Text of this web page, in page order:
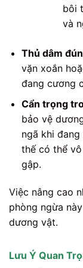
bôi
và
Thủ dâm
vặn xoắn
đang cương
Cẩn trọng
bảo vệ
ngã khi
thế có thể
gập.
Việc nâng cao
phòng ngừa
dương vật.
Lưu Ý Quan